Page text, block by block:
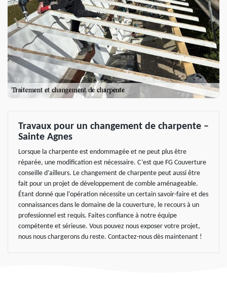
Travaux pour un changement de charpente –
Sainte Agnes
Lorsque la charpente est endommagée et ne peut plus être
réparée, une modification est nécessaire. C’est que FG Couverture
conseille d’ailleurs. Le changement de charpente peut aussi être
fait pour un projet de développement de comble aménageable.
Étant donné que l'opération nécessite un certain savoir-faire et des
connaissances dans le domaine de la couverture, le recours à un
professionnel est requis. Faites confiance à notre équipe
compétente et sérieuse. Vous pouvez nous exposer votre projet,
nous nous chargerons du reste. Contactez-nous dès maintenant !